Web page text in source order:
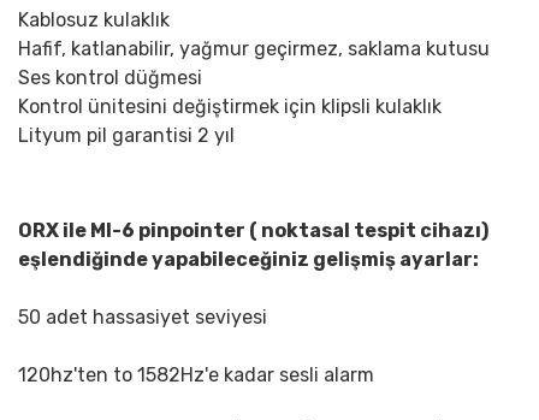
Kablosuz kulaklık
Hafif, katlanabilir, yağmur geçirmez, saklama kutusu
Ses kontrol düğmesi
Kontrol ünitesini değiştirmek için klipsli kulaklık
Lityum pil garantisi 2 yıl
ORX ile MI-6 pinpointer ( noktasal tespit cihazı)
eşlendiğinde yapabileceğiniz gelişmiş ayarlar:
50 adet hassasiyet seviyesi
120hz'ten to 1582Hz'e kadar sesli alarm